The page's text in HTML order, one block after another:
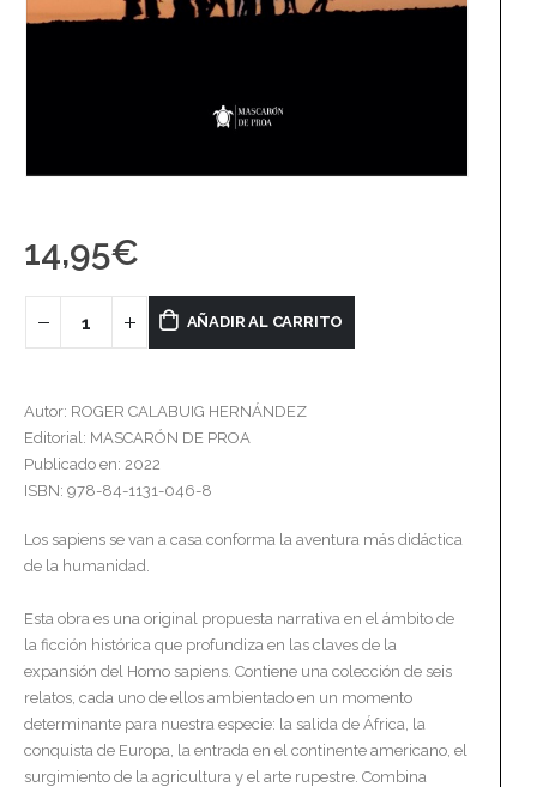
14,95€
AÑADIR AL CARRITO
Autor: ROGER CALABUIG HERNÁNDEZ
Editorial: MASCARÓN DE PROA
Publicado en: 2022
ISBN: 978-84-1131-046-8
Los sapiens se van a casa conforma la aventura más didáctica
de la humanidad.
Esta obra es una original propuesta narrativa en el ámbito de
la ficción histórica que profundiza en las claves de la
expansión del Homo sapiens. Contiene una colección de seis
relatos, cada uno de ellos ambientado en un momento
determinante para nuestra especie: la salida de África, la
conquista de Europa, la entrada en el continente americano, el
surgimiento de la agricultura y el arte rupestre. Combina